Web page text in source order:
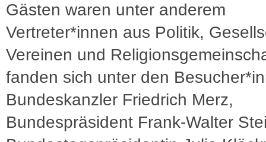
Gästen waren unter anderem
Vertreter*innen aus Politik,
Vereinen und
fanden sich unter den
Bundeskanzler Friedrich Merz,
Bundespräsident Frank-Walter